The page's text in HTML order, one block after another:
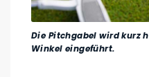
Die Pitchgabel wird kurz
Winkel eingeführt.